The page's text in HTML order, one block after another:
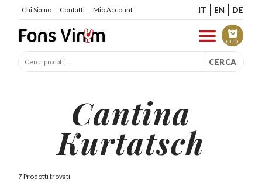
Chi Siamo Contatti Mio Account IT EN DE
€0.00
CERCA
Cantina
Kurtatsch
7 Prodotti trovati